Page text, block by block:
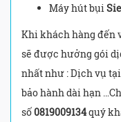
Máy hút bụi
Khi khách hàng đến
sẽ được hưởng gói
nhất như : Dịch vụ
bảo hành dài hạn
số0819009134quý